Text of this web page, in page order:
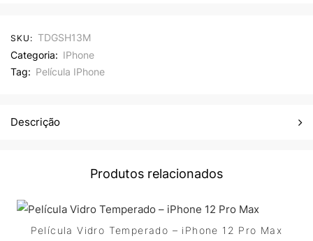
SKU: TDGSH13M
Categoria: IPhone
Tag: Película IPhone
Descrição
Produtos relacionados
Película Vidro Temperado – iPhone 12 Pro Max